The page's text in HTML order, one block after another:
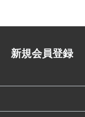
新規会員登録